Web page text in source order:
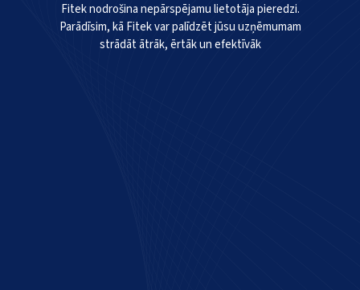
Fitek nodrošina nepārspējamu lietotāja pieredzi.
Parādīsim, kā Fitek var palīdzēt jūsu uzņēmumam
strādāt ātrāk, ērtāk un efektīvāk